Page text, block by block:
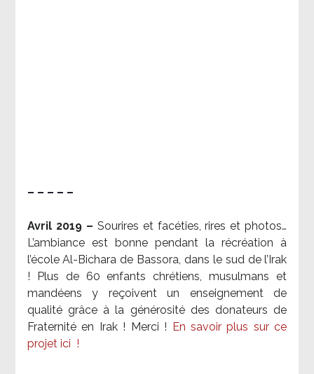
– – – – –
Avril 2019 – Sourires et facéties, rires et photos…
L’ambiance est bonne pendant la récréation à
l’école Al-Bichara de Bassora, dans le sud de l’Irak
! Plus de 60 enfants chrétiens, musulmans et
mandéens y reçoivent un enseignement de
qualité grâce à la générosité des donateurs de
Fraternité en Irak ! Merci !
En savoir plus sur ce
projet ici !